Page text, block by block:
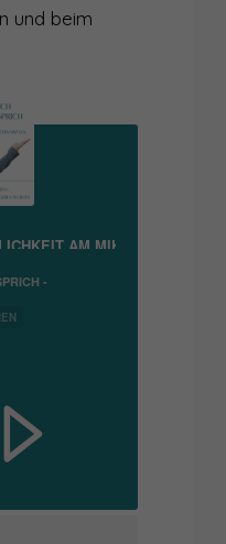
und beim
-
AM MIKROFON